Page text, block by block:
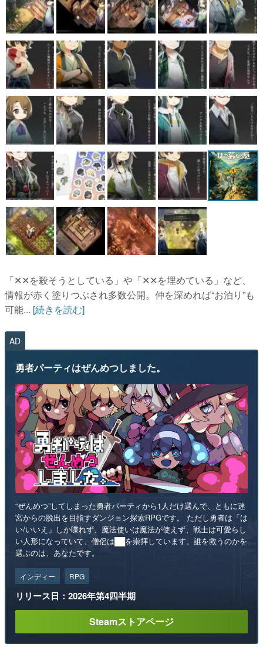
「✕✕を殺そうとしている」や「✕✕を埋めている」など、
情報が赤く塗りつぶされ多数公開。仲を深めれば“お泊り”も
可能... [続きを読む]
AD
勇者パーティはぜんめつしました。
“ぜんめつ”してしまった勇者パーティから1人だけ選んで、ともに迷
宮からの脱出を目指すダンジョン探索RPGです。 ただし勇者は「は
い/いいえ」しか喋れず、魔法使いは魔法が使えず、戦士は可愛らし
い人形になっていて、僧侶は██を崇拝しています。誰を救うのかを
選ぶのは、あなたです。
インディー RPG
リリース日：2026年第4四半期
Steamストアページ